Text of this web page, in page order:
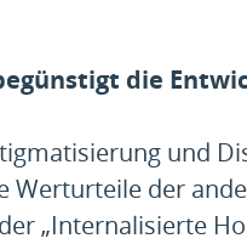
die
und
Werturteile der
„Internalisierte